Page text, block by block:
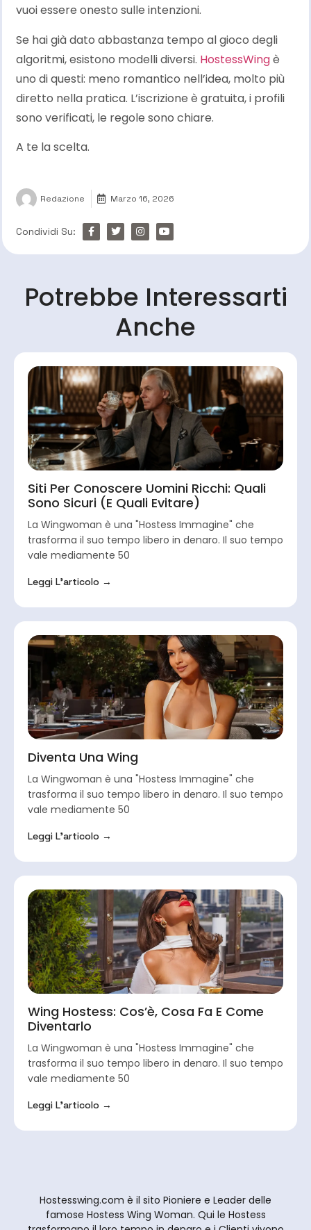
vuoi essere onesto sulle intenzioni.
Se hai già dato abbastanza tempo al gioco degli
algoritmi, esistono modelli diversi. HostessWingè
uno di questi: meno romantico nell’idea, molto più
diretto nella pratica. L’iscrizione è gratuita, i profili
sono verificati, le regole sono chiare.
A te la scelta.
Redazione Marzo 16, 2026
Condividi Su:
Potrebbe Interessarti
Anche
Siti Per Conoscere Uomini Ricchi: Quali
Sono Sicuri (e Quali Evitare)
La Wingwoman è una "Hostess Immagine" che
trasforma il suo tempo libero in denaro. Il suo tempo
vale mediamente 50
Leggi L'articolo →
Diventa Una Wing
La Wingwoman è una "Hostess Immagine" che
trasforma il suo tempo libero in denaro. Il suo tempo
vale mediamente 50
Leggi L'articolo →
Wing Hostess: Cos’è, Cosa Fa E Come
Diventarlo
La Wingwoman è una "Hostess Immagine" che
trasforma il suo tempo libero in denaro. Il suo tempo
vale mediamente 50
Leggi L'articolo →
Hostesswing.com è il sito Pioniere e Leader delle
famose Hostess Wing Woman. Qui le Hostess